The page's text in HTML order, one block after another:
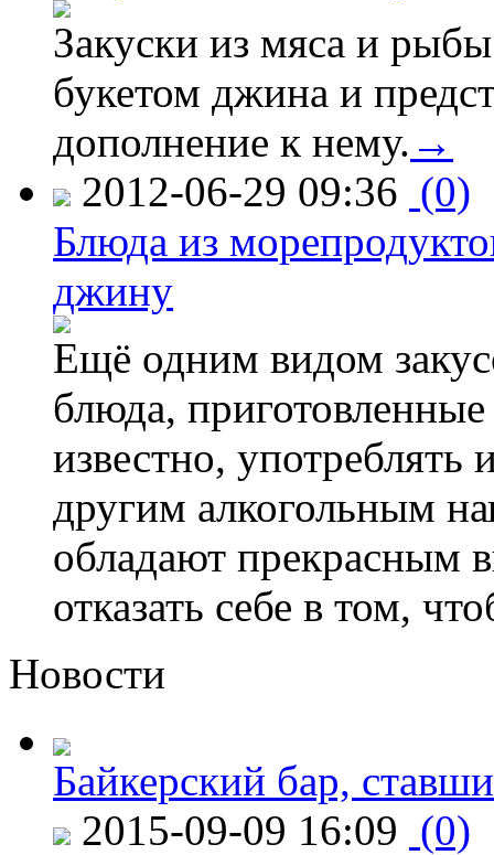
Закуски из мяса и
букетом джина и
дополнение к нему. →
2012-06-29 09:36 (0)
Блюда из
джину
Ещё одним видом
блюда,
известно, употреблять
другим алкогольным
обладают прекрасным
отказать себе в том,
Новости
Байкерский бар,
2015-09-09 16:09 (0)